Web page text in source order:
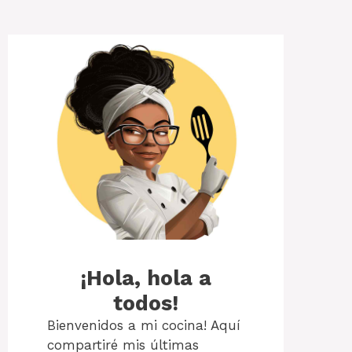
¡Hola, hola a
todos!
Bienvenidos a mi cocina! Aquí
compartiré mis últimas